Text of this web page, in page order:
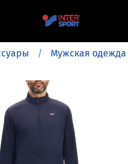
Мужская одежда